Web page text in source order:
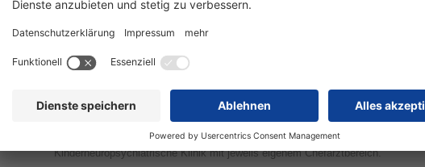
Im Jahr 1965 erhielt die
Einrichtung mit dem Installieren
der Neurologischen Abteilung,
1966 mit der Kinderneuropsychiatrischen Abteilung sowie 1968 mit der
Neurologisch-Psychiatrischen Fachambulanz ein neues Profil.
So entwickelten sich aus verschiedenen Abteilungen die Psychiatrische Klinik,
die Klinik für chronisch-psychische Krankheiten, die Neurologische und
Kinderneuropsychiatrische Klinik mit jeweils eigenem Chefarztbereich.